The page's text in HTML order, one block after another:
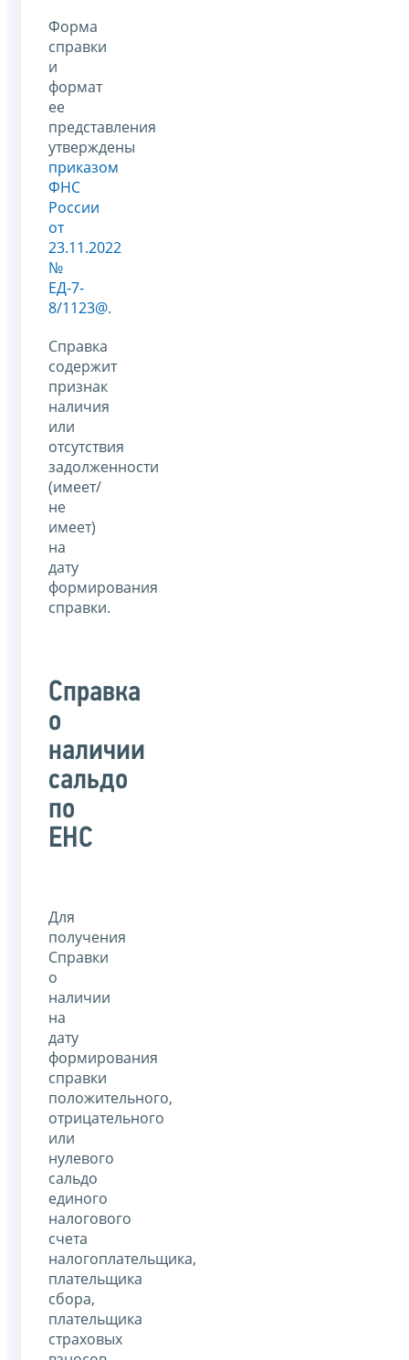
Форма
справки
и
формат
ее
представления
утверждены
приказом
ФНС
России
от
23.11.2022
№
ЕД-7-
8/1123@.
Справка
содержит
признак
наличия
или
отсутствия
задолженности
(имеет/
не
имеет)
на
дату
формирования
справки.
Справка
о
наличии
сальдо
по
ЕНС
Для
получения
Справки
о
наличии
на
дату
формирования
справки
положительного,
отрицательного
или
нулевого
сальдо
единого
налогового
счета
налогоплательщика,
плательщика
сбора,
плательщика
страховых